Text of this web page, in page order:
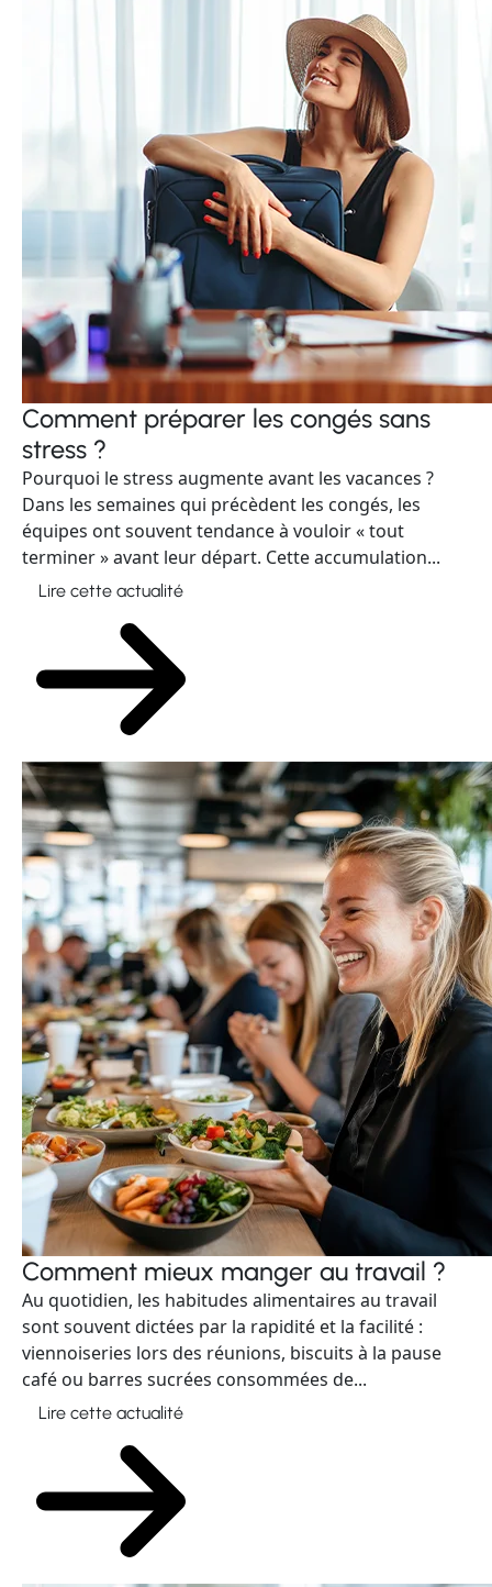
Comment préparer les congés sans
stress ?
Pourquoi le stress augmente avant les vacances ?
Dans les semaines qui précèdent les congés, les
équipes ont souvent tendance à vouloir « tout
terminer » avant leur départ. Cette accumulation...
Lire cette actualité
Comment mieux manger au travail ?
Au quotidien, les habitudes alimentaires au travail
sont souvent dictées par la rapidité et la facilité :
viennoiseries lors des réunions, biscuits à la pause
café ou barres sucrées consommées de...
Lire cette actualité